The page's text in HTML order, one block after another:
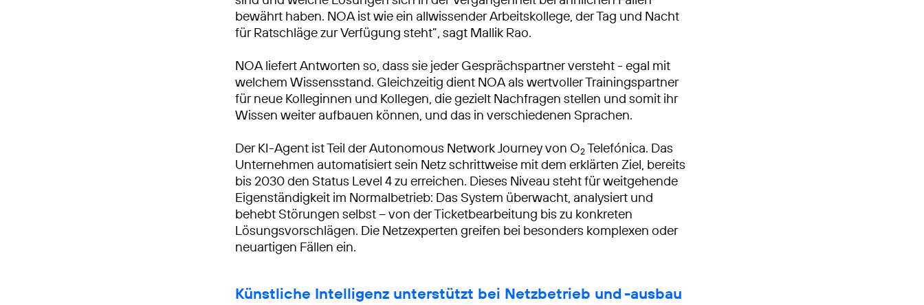
bewährt haben. NOA ist wie ein allwissender Arbeitskollege, der Tag und Nacht
für Ratschläge zur Verfügung steht”, sagt Mallik Rao.
NOA liefert Antworten so, dass sie jeder Gesprächspartner versteht - egal mit
welchem Wissensstand. Gleichzeitig dient NOA als wertvoller Trainingspartner
für neue Kolleginnen und Kollegen, die gezielt Nachfragen stellen und somit ihr
Wissen weiter aufbauen können, und das in verschiedenen Sprachen.
Der KI-Agent ist Teil der Autonomous Network Journey von O2Telefónica. Das
Unternehmen automatisiert sein Netz schrittweise mit dem erklärten Ziel, bereits
bis 2030 den Status Level 4 zu erreichen. Dieses Niveau steht für weitgehende
Eigenständigkeit im Normalbetrieb: Das System überwacht, analysiert und
behebt Störungen selbst – von der Ticketbearbeitung bis zu konkreten
Lösungsvorschlägen. Die Netzexperten greifen bei besonders komplexen oder
neuartigen Fällen ein.
Künstliche Intelligenz unterstützt bei Netzbetrieb und -ausbau